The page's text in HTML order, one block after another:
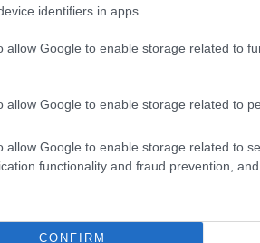
identifiers in apps.
allow Google to enable storage related to
allow Google to enable storage related to
allow Google to enable storage related to
functionality and fraud prevention,
CONFIRM